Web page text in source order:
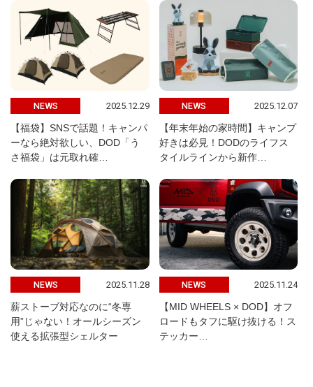
NEWS 2025.12.29
【福袋】SNSで話題！キャンパ
ーなら絶対欲しい、DOD「う
さ福袋」は元取れ確…
NEWS 2025.12.07
【年末年始の家時間】キャンプ
好きは必見！DODのライフス
タイルラインから新作…
NEWS 2025.11.28
薪ストーブ対応なのに“冬専
用”じゃない！オールシーズン
使える拡張型シェルター
NEWS 2025.11.24
【MID WHEELS × DOD】オフ
ロードもタフに駆け抜ける！ス
テッカー…